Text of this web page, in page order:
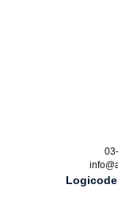
Logicode